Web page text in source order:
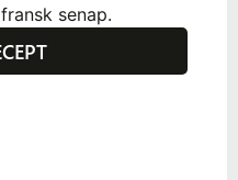
senap.